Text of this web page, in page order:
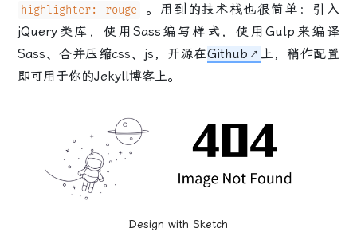
highlighter: rouge
。用到的技术栈也很简单：引入
jQuery类库，使用Sass编写样式，使用Gulp来编译
Sass、合并压缩css、js，开源在Github
上，稍作配置
即可用于你的Jekyll博客上。
Design with Sketch